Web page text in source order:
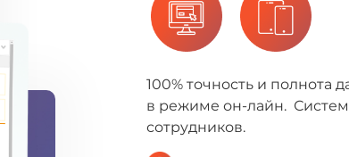
100% точность и полнота
в режиме он-лайн.
сотрудников.